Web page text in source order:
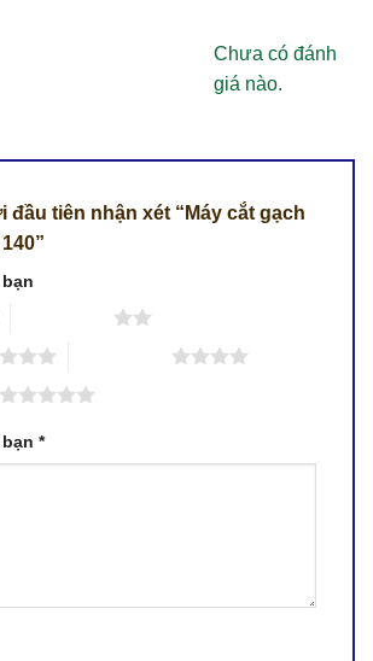
Chưa có đánh
giá nào.
đầu tiên nhận xét “Máy cắt gạch
*